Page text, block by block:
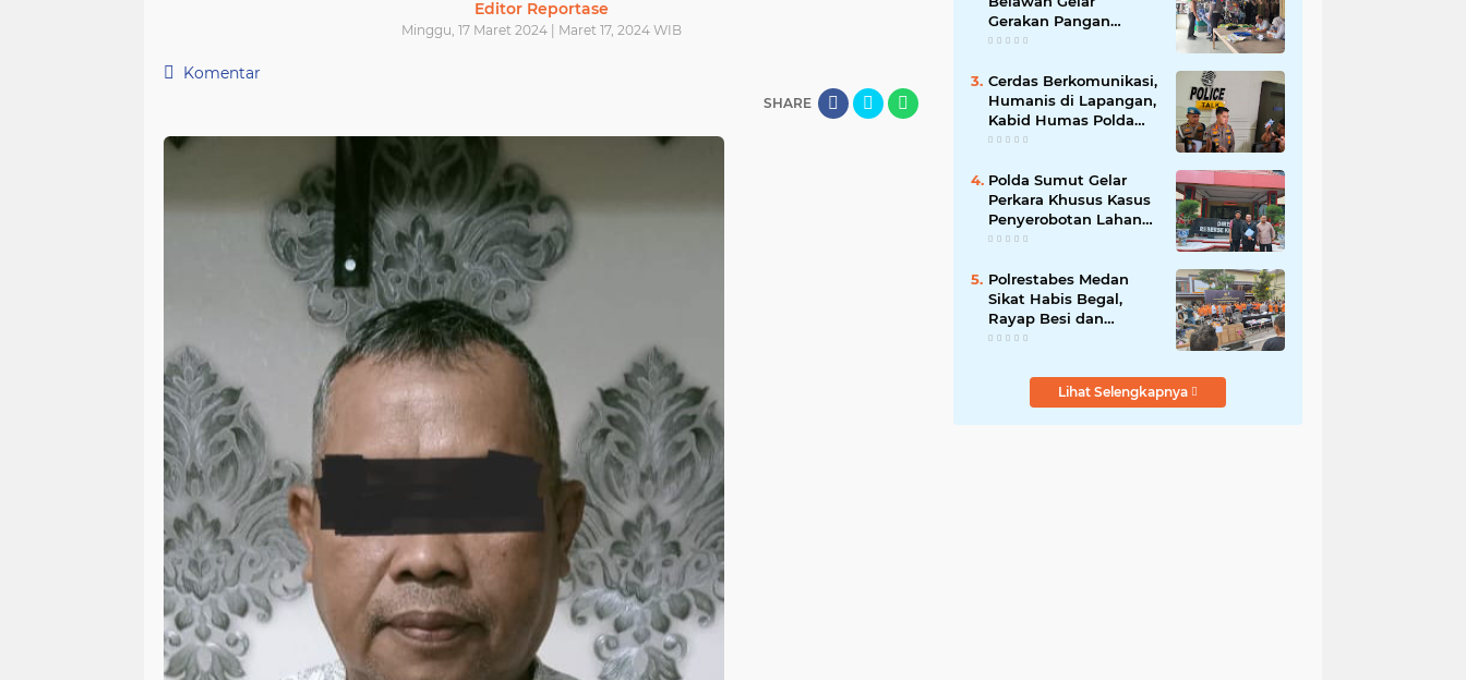
Editor Reportase
Minggu, 17 Maret 2024 | Maret 17, 2024 WIB
Komentar
SHARE
Gerakan Pangan
Murah Polri, Jual 3 Ton
Cerdas Berkomunikasi,
Humanis di Lapangan,
Kabid Humas Polda
Sumut Tanamkan
Siswa SPN Hinai
Polda Sumut Gelar
Perkara Khusus Kasus
Penyerobotan Lahan
Jalan Sei Belutu,
Minta Kasus
Dilanjutkan
Polrestabes Medan
Sikat Habis Begal,
Rayap Besi dan
Pompa: 8 Hari Ungkap
Tersangka
Lihat Selengkapnya